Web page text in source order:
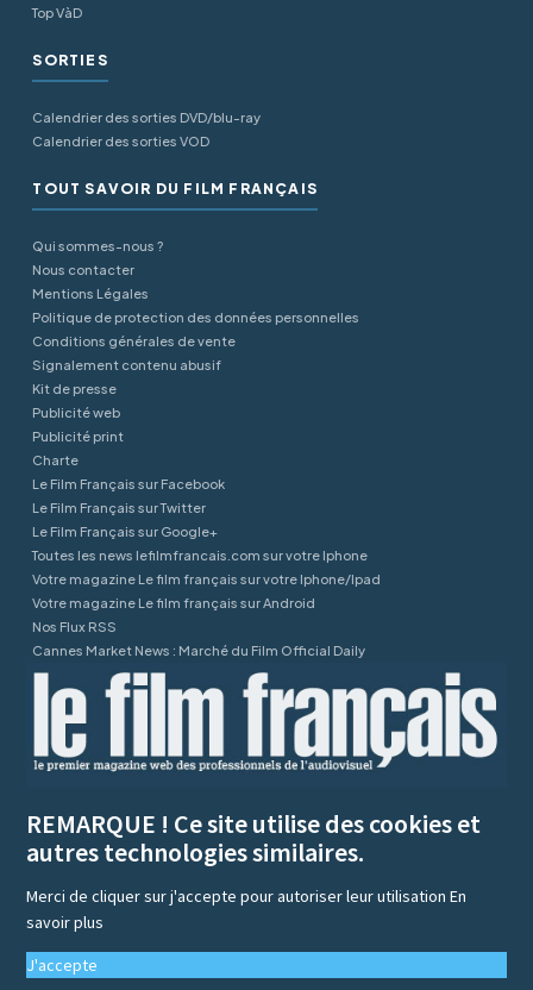
Top VàD
SORTIES
Calendrier des sorties DVD/blu-ray
Calendrier des sorties VOD
TOUT SAVOIR DU FILM FRANÇAIS
Qui sommes-nous ?
Nous contacter
Mentions Légales
Politique de protection des données personnelles
Conditions générales de vente
Signalement contenu abusif
Kit de presse
Publicité web
Publicité print
Charte
Le Film Français sur Facebook
Le Film Français sur Twitter
Le Film Français sur Google+
Toutes les news lefilmfrancais.com sur votre Iphone
Votre magazine Le film français sur votre Iphone/Ipad
Votre magazine Le film français sur Android
Nos Flux RSS
Cannes Market News : Marché du Film Official Daily
REMARQUE ! Ce site utilise des cookies et
autres technologies similaires.
Merci de cliquer sur j'accepte pour autoriser leur utilisationEn
savoir plus
J'accepte